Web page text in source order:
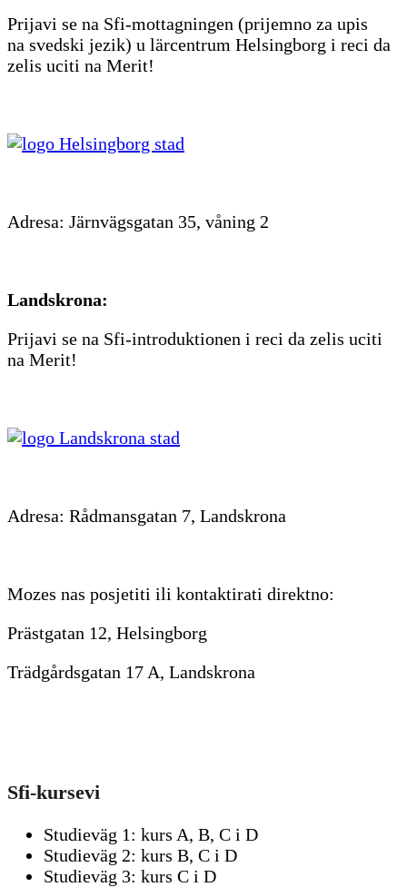
Prijavi se na Sfi-mottagningen (prijemno za upis
na svedski jezik) u lärcentrum Helsingborg i reci da
zelis uciti na Merit!
Adresa: Järnvägsgatan 35, våning 2
Landskrona:
Prijavi se na Sfi-introduktionen i reci da zelis uciti
na Merit!
Adresa: Rådmansgatan 7, Landskrona
Mozes nas posjetiti ili kontaktirati direktno:
Prästgatan 12, Helsingborg
Trädgårdsgatan 17 A, Landskrona
Sfi-kursevi
Studieväg 1: kurs A, B, C i D
Studieväg 2: kurs B, C i D
Studieväg 3: kurs C i D